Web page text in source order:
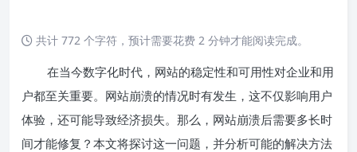
共计 772 个字符，预计需要花费 2 分钟才能阅读完成。
在当今数字化时代，网站的稳定性和可用性对企业和用
户都至关重要。网站崩溃的情况时有发生，这不仅影响用户
体验，还可能导致经济损失。那么，网站崩溃后需要多长时
间才能修复？本文将探讨这一问题，并分析可能的解决方法